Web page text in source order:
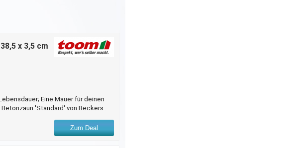
x 3,5 cm
Eine Mauer für deinen
'Standard' von Beckers
deinen Garten geeignet. Warum
Zum Deal